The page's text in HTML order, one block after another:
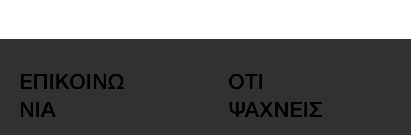
ΕΠΙΚΟΙΝΩ
ΝΙΑ
ΟΤΙ
ΨΑΧΝΕΙΣ